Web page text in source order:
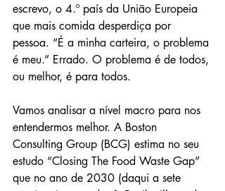
escrevo, o 4.º país da União Europeia
que mais comida desperdiça por
pessoa. “É a minha carteira, o problema
é meu.” Errado. O problema é de todos,
ou melhor, é para todos.
Vamos analisar a nível macro para nos
entendermos melhor. A Boston
Consulting Group (BCG) estima no seu
estudo “Closing The Food Waste Gap”
que no ano de 2030 (daqui a sete